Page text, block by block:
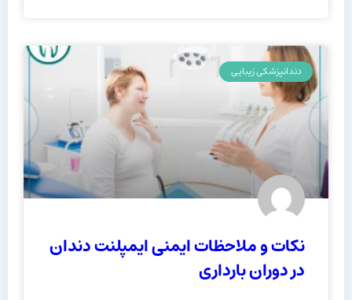
دندانپزشکی زیبایی
نکات و ملاحظات ایمنی ایمپلنت دندان
در دوران بارداری